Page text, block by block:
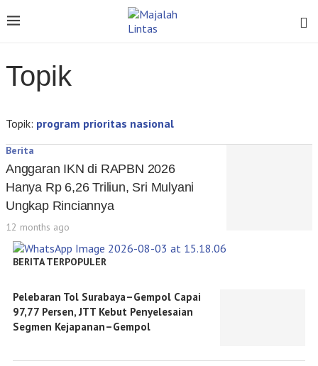
Topik
Topik: program prioritas nasional
Berita
Anggaran IKN di RAPBN 2026
Hanya Rp 6,26 Triliun, Sri Mulyani
Ungkap Rinciannya
12 months ago
BERITA TERPOPULER
Pelebaran Tol Surabaya–Gempol Capai
97,77 Persen, JTT Kebut Penyelesaian
Segmen Kejapanan–Gempol